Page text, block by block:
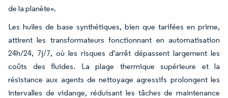
de la planète».
Les huiles de base synthétiques, bien que tarifées en prime,
attirent les transformateurs fonctionnant en automatisation
24h/24, 7j/7, où les risques d'arrêt dépassent largement les
coûts des fluides. La plage thermique supérieure et la
résistance aux agents de nettoyage agressifs prolongent les
intervalles de vidange, réduisant les tâches de maintenance